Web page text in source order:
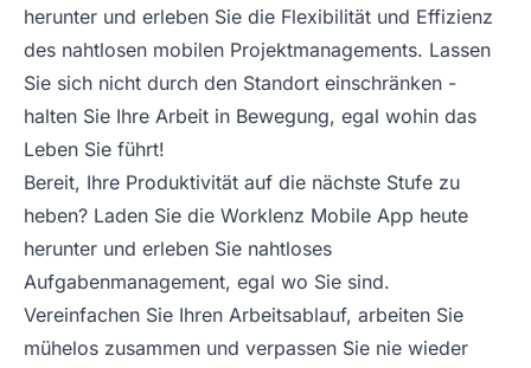
herunter und erleben Sie die Flexibilität und Effizienz
des nahtlosen mobilen Projektmanagements. Lassen
Sie sich nicht durch den Standort einschränken -
halten Sie Ihre Arbeit in Bewegung, egal wohin das
Leben Sie führt!
Bereit, Ihre Produktivität auf die nächste Stufe zu
heben? Laden Sie die Worklenz Mobile App heute
herunter und erleben Sie nahtloses
Aufgabenmanagement, egal wo Sie sind.
Vereinfachen Sie Ihren Arbeitsablauf, arbeiten Sie
mühelos zusammen und verpassen Sie nie wieder